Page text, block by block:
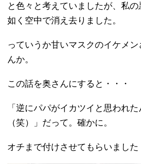
と色々と考えていましたが、私
如く空中で消え去りました。
っていうか甘いマスクのイケメ
んか。
この話を奥さんにすると・・・
「逆にパパがイカツイと思われ
（笑）」だって。確かに。
オチまで付けさせてもらいました